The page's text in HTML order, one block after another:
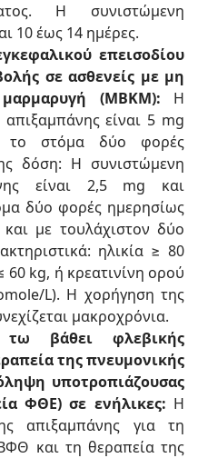
Η συνιστώμενη
10 έως 14 ημέρες.
επεισοδίου
σε ασθενείς με μη
μαρμαρυγή (ΜΒΚΜ): Η
είναι 5 mg
το στόμα δύο φορές
δόση: Η συνιστώμενη
είναι 2,5 mg και
δύο φορές ημερησίως
με τουλάχιστον δύο
ηλικία ≥ 80
kg, ή κρεατινίνη ορού
L). Η χορήγηση της
μακροχρόνια.
βάθει φλεβικής
της πνευμονικής
υποτροπιάζουσας
ΦΘΕ) σε ενήλικες: Η
απιξαμπάνης για τη
και τη θεραπεία της